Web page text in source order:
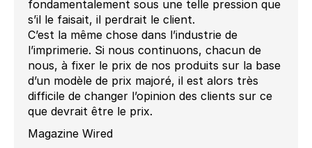
fondamentalement sous une telle pression que
s’il le faisait, il perdrait le client.
C’est la même chose dans l’industrie de
l’imprimerie. Si nous continuons, chacun de
nous, à fixer le prix de nos produits sur la base
d’un modèle de prix majoré, il est alors très
difficile de changer l’opinion des clients sur ce
que devrait être le prix.
Magazine Wired